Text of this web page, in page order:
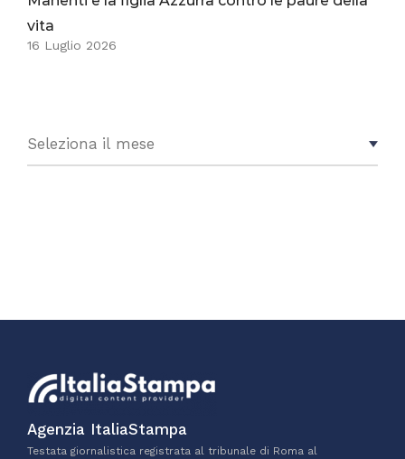
vita
16 Luglio 2026
Agenzia ItaliaStampa
Testata giornalistica registrata al tribunale di Roma al